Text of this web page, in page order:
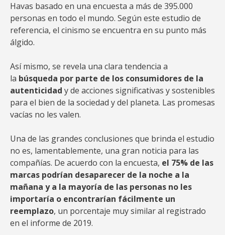
Havas basado en una encuesta a más de 395.000
personas en todo el mundo. Según este estudio de
referencia, el cinismo se encuentra en su punto más
álgido.
Así mismo, se revela una clara tendencia a
la búsqueda por parte de los consumidores de la
autenticidad y de acciones significativas y sostenibles
para el bien de la sociedad y del planeta. Las promesas
vacías no les valen.
Una de las grandes conclusiones que brinda el estudio
no es, lamentablemente, una gran noticia para las
compañías. De acuerdo con la encuesta, el 75% de las
marcas podrían desaparecer de la noche a la
mañana y a la mayoría de las personas no les
importaría o encontrarían fácilmente un
reemplazo, un porcentaje muy similar al registrado
en el informe de 2019.